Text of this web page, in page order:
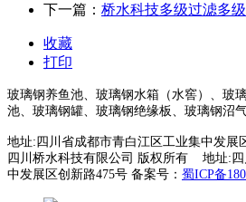
下一篇： 桥水科技多级过滤多
收藏
打印
玻璃钢养鱼池、玻璃钢水箱（水窖）、玻
池、玻璃钢罐、玻璃钢绝缘板、玻璃钢沼
地址:四川省成都市青白江区工业集中发展
四川桥水科技有限公司 版权所有 地址:
中发展区创新路475号 备案号： 蜀ICP备